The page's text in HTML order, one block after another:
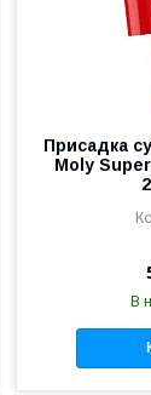
Присадка
Moly
В